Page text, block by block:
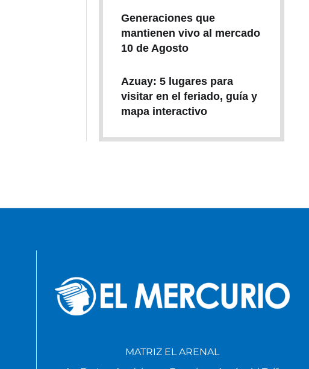
Generaciones que
mantienen vivo al mercado
10 de Agosto
Azuay: 5 lugares para
visitar en el feriado, guía y
mapa interactivo
MATRIZ EL ARENAL